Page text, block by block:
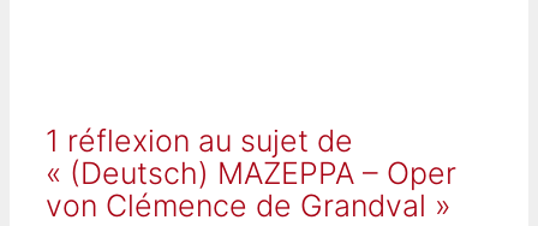
1 réflexion au sujet de
« (Deutsch) MAZEPPA – Oper
von Clémence de Grandval »